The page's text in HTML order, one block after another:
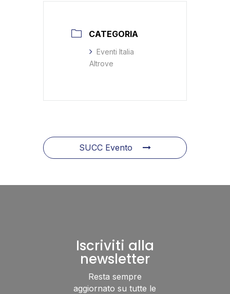
CATEGORIA
Eventi Italia
Altrove
SUCC Evento
Iscriviti alla
newsletter
Resta sempre
aggiornato su tutte le